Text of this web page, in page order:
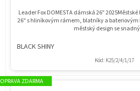
Leader Fox DOMESTA dámská 26" 2025Městské
26" s hliníkovým rámem, blatníky a bateriovým
městský design se
BLACK SHINY
Kód: K25/2/4/1/17
ZDARMA